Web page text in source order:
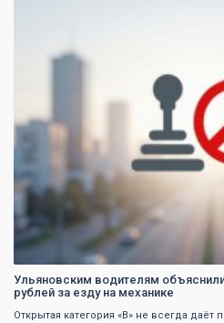
Ульяновским водителям
рублей за езду на механике
Открытая категория «B» не всегда